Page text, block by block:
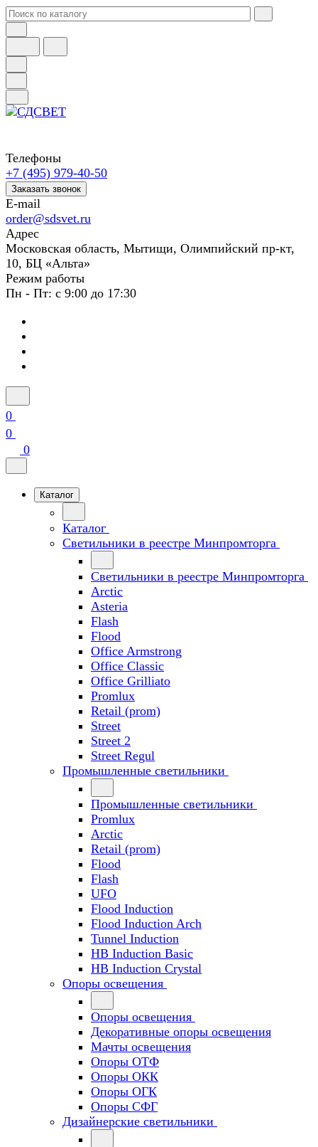
Телефоны
+7 (495) 979-40-50
Заказать звонок
E-mail
order@sdsvet.ru
Адрес
Московская область, Мытищи, Олимпийский пр-кт,
10, БЦ «Альта»
Режим работы
Пн - Пт: с 9:00 до 17:30
0
0
0
Каталог
Каталог
Светильники в реестре Минпромторга
Светильники в реестре Минпромторга
Arctic
Asteria
Flash
Flood
Office Armstrong
Office Classic
Office Grilliato
Promlux
Retail (prom)
Street
Street 2
Street Regul
Промышленные светильники
Промышленные светильники
Promlux
Arctic
Retail (prom)
Flood
Flash
UFO
Flood Induction
Flood Induction Arch
Tunnel Induction
HB Induction Basic
HB Induction Crystal
Опоры освещения
Опоры освещения
Декоративные опоры освещения
Мачты освещения
Опоры ОТФ
Опоры ОКК
Опоры ОГК
Опоры СФГ
Дизайнерские светильники